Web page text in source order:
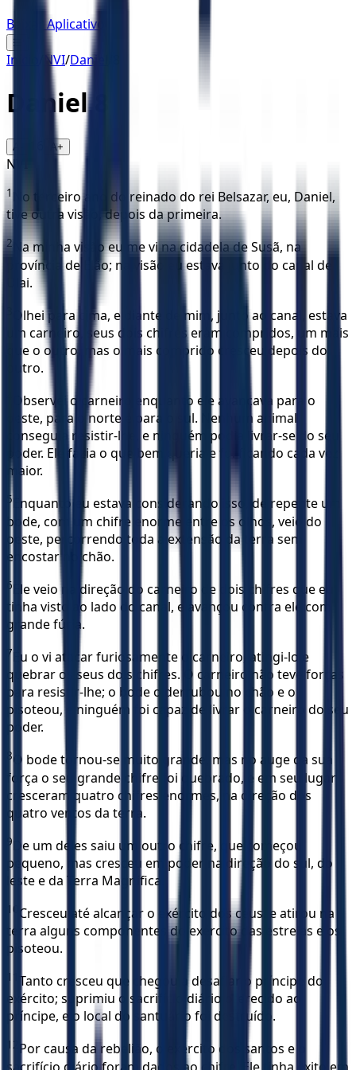
Baixar Aplicativo
☰
Início NVI/Daniel
Daniel
A- A+
NVI
1
No terceiro ano do reinado do rei Belsazar, eu, Daniel,
tive outra visão, depois da primeira.
2 Na minha visão eu me vi na cidadela de Susã, na
província de Elão; na visão eu estava junto do canal de
Ulai.
Olhei para cima, e diante de mim, junto ao canal, estava
um carneiro, seus dois chifres eram compridos, um mais
que o outro, mas o mais comprido cresceu depois do
outro.
Observei o carneiro enquanto ele avançava para o
oeste, para o norte e para o sul. Nenhum animal
conseguia resistir-lhe, e ninguém podia livrar-se do seu
poder. Ele fazia o que bem queria e foi ficando cada vez
maior.
5 Enquanto eu estava considerando isso, de repente um
bode, com um chifre enorme entre os olhos, veio do
oeste, percorrendo toda a extensão da terra sem
encostar no chão.
6
Ele veio na direção do carneiro de dois chifres que eu
tinha visto ao lado do canal, e avançou contra ele com
grande fúria.
7
Eu o vi atacar furiosamente o carneiro, atingi-lo e
quebrar os seus dois chifres. O carneiro não teve forças
para resistir-lhe; o bode o derrubou no chão e o
pisoteou, e ninguém foi capaz de livrar o carneiro do seu
poder.
8O bode tornou-se muito grande, mas no auge da sua
força o seu grande chifre foi quebrado, e em seu lugar
cresceram quatro chifres enormes, na direção dos
quatro ventos da terra.
9
De um deles saiu um outro chifre, que começou
pequeno, mas cresceu em poder na direção do sul, do
leste e da Terra Magnífica.
10 Cresceu até alcançar o exército dos céus, e atirou na
terra alguns componentes do exército das estrelas e os
pisoteou.
11
Tanto cresceu que chegou a desafiar o príncipe do
exército; suprimiu o sacrifício diário oferecido ao
príncipe, e o local do santuário foi destruído.
12 Por causa da rebelião, o exército dos santos e o